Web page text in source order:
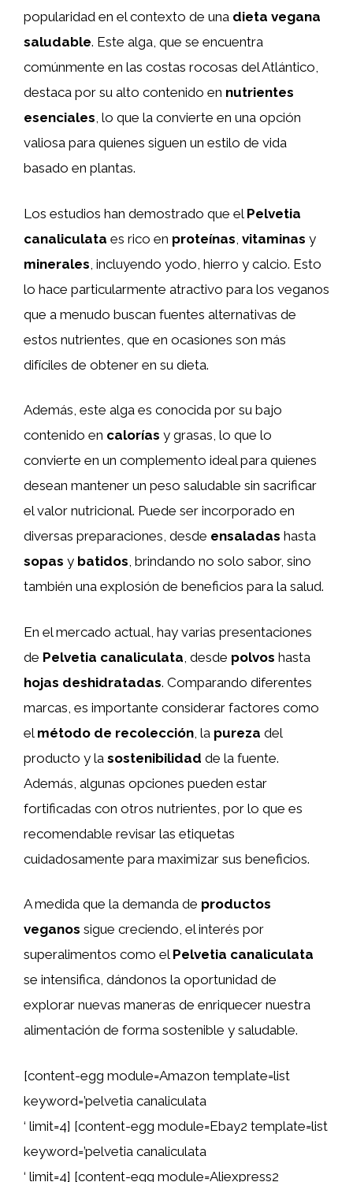
popularidad en el contexto de una dieta vegana
saludable. Este alga, que se encuentra
comúnmente en las costas rocosas del Atlántico,
destaca por su alto contenido en nutrientes
esenciales, lo que la convierte en una opción
valiosa para quienes siguen un estilo de vida
basado en plantas.
Los estudios han demostrado que el Pelvetia
canaliculata es rico en proteínas vitaminas y
minerales , incluyendo yodo, hierro y calcio. Esto
lo hace particularmente atractivo para los veganos
que a menudo buscan fuentes alternativas de
estos nutrientes, que en ocasiones son más
difíciles de obtener en su dieta.
Además, este alga es conocida por su bajo
contenido en calorías y grasas, lo que lo
convierte en un complemento ideal para quienes
desean mantener un peso saludable sin sacrificar
el valor nutricional. Puede ser incorporado en
diversas preparaciones, desde ensaladas hasta
sopas y batidos, brindando no solo sabor, sino
también una explosión de beneficios para la salud.
En el mercado actual, hay varias presentaciones
de Pelvetia canaliculata , desde polvos hasta
hojas deshidratadas. Comparando diferentes
marcas, es importante considerar factores como
el método de recolección , la pureza del
producto y la sostenibilidad de la fuente.
Además, algunas opciones pueden estar
fortificadas con otros nutrientes, por lo que es
recomendable revisar las etiquetas
cuidadosamente para maximizar sus beneficios.
A medida que la demanda de productos
veganos sigue creciendo, el interés por
superalimentos como el Pelvetia canaliculata
se intensifica, dándonos la oportunidad de
explorar nuevas maneras de enriquecer nuestra
alimentación de forma sostenible y saludable.
[content-egg module=Amazon template=list
keyword=’pelvetia canaliculata
‘ limit=4] [content-egg module=Ebay2 template=list
keyword=’pelvetia canaliculata
‘ limit=4] [content-egg module=Aliexpress2